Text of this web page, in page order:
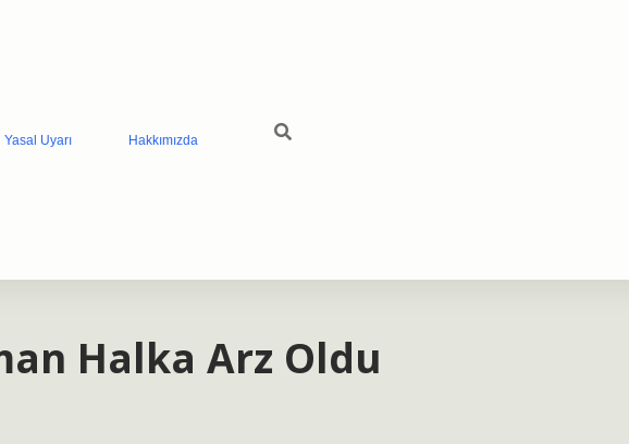
Yasal Uyarı Hakkımızda
Halka Arz Oldu